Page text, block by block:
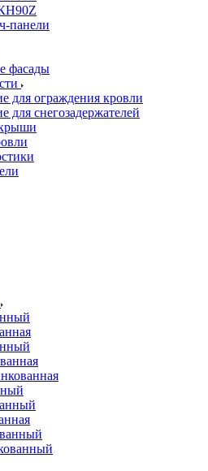
панели
фасады
для ограждения кровли
для снегозадержателей